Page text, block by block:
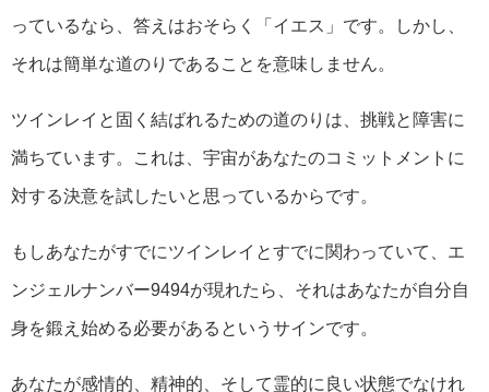
っているなら、答えはおそらく「イエス」です。しかし、
それは簡単な道のりであることを意味しません。
ツインレイと固く結ばれるための道のりは、挑戦と障害に
満ちています。これは、宇宙があなたのコミットメントに
対する決意を試したいと思っているからです。
もしあなたがすでにツインレイとすでに関わっていて、エ
ンジェルナンバー9494が現れたら、それはあなたが自分自
身を鍛え始める必要があるというサインです。
あなたが感情的、精神的、そして霊的に良い状態でなけれ